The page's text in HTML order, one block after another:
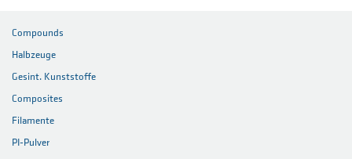
Compounds
Halbzeuge
Gesint. Kunststoffe
Composites
Filamente
PI-Pulver